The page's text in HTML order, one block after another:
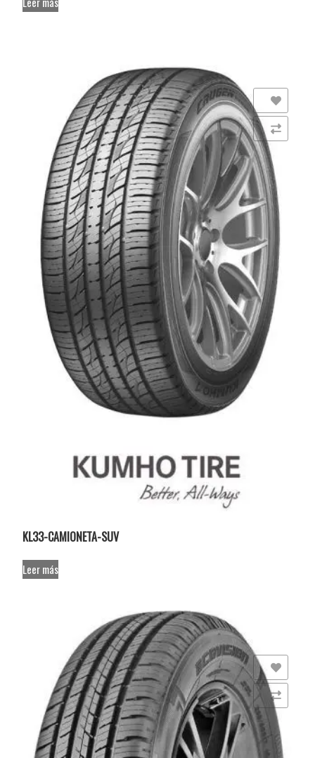
KL33-CAMIONETA-SUV
Leer más
Comparar
Añadir a la lista de deseos
Comparar
Añadir a la lista de deseos